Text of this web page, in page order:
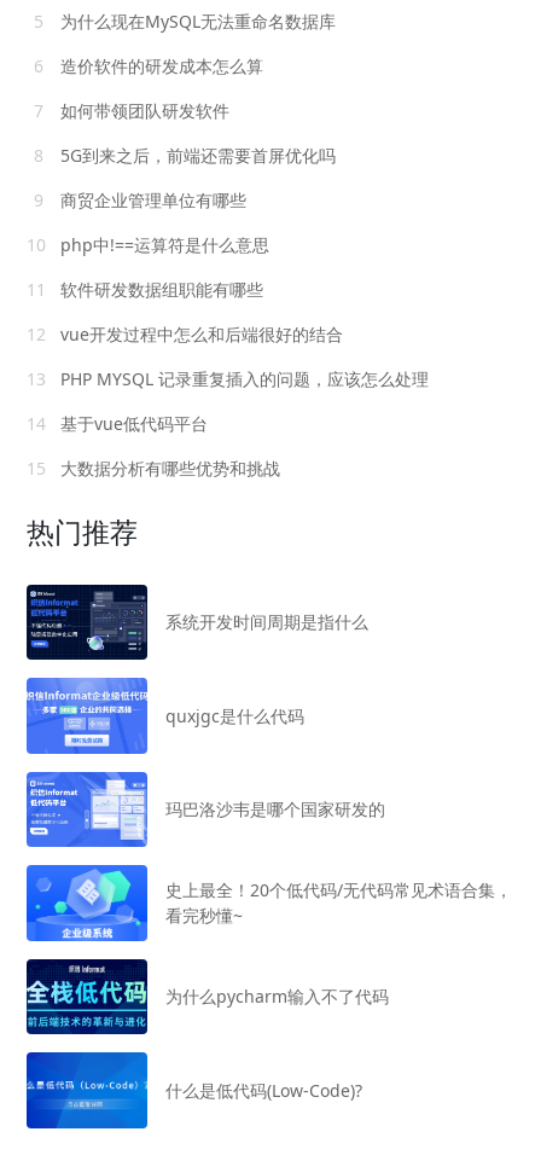
5
为什么现在MySQL无法重命名数据库
6
造价软件的研发成本怎么算
7
如何带领团队研发软件
8
5G到来之后，前端还需要首屏优化吗
9
商贸企业管理单位有哪些
10
php中!==运算符是什么意思
11
软件研发数据组职能有哪些
12
vue开发过程中怎么和后端很好的结合
13
PHP MYSQL 记录重复插入的问题，应该怎么处理
14
基于vue低代码平台
15
大数据分析有哪些优势和挑战
热门推荐
系统开发时间周期是指什么
quxjgc是什么代码
玛巴洛沙韦是哪个国家研发的
史上最全！20个低代码/无代码常见术语合集，
看完秒懂~
为什么pycharm输入不了代码
什么是低代码(Low-Code)?